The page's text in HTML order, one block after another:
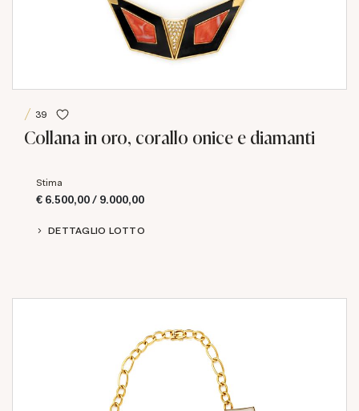
39
Collana in oro, corallo onice e diamanti
Stima
€ 6.500,00 / 9.000,00
DETTAGLIO LOTTO